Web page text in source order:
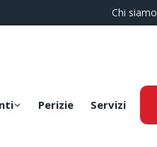
Chi siamo
Perizie Servizi